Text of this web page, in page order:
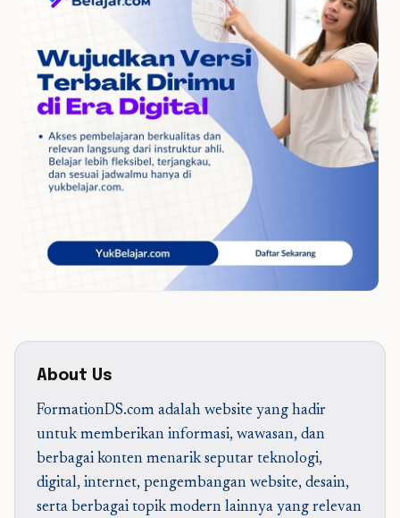
About Us
FormationDS.com adalah website yang hadir
untuk memberikan informasi, wawasan, dan
berbagai konten menarik seputar teknologi,
digital, internet, pengembangan website, desain,
serta berbagai topik modern lainnya yang relevan